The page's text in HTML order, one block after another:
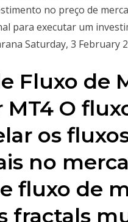
no preço de
para executar um
Saturday, 3 February
Fluxo de
MT4 O
os
no
fluxo de
fractals